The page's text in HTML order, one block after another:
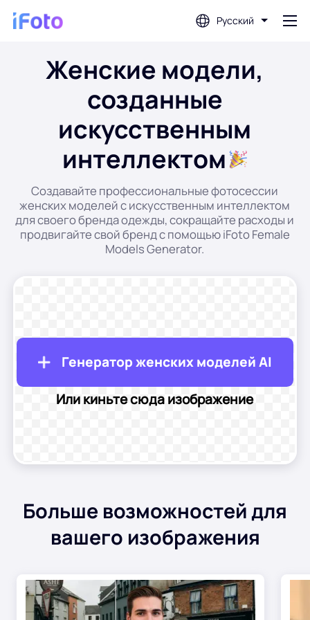
Русский
Войти
Фоторедактор с искусственным
интеллектом
Фотоулучшитель
Создатель фото профиля
Прическа ИИ
Фотографии уборки
Инструменты электронной коммерции
Модели с искусственным интеллектом
PDF-инструменты
Женские модели,
созданные
искусственным
интеллектом
Создавайте профессиональные фотосессии
женских моделей с искусственным интеллектом
для своего бренда одежды, сокращайте расходы и
продвигайте свой бренд с помощью iFoto Female
Models Generator.
Генератор женских моделей AI
Или киньте сюда изображение
Больше возможностей для
вашего изображения